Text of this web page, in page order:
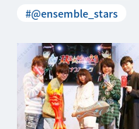
#@ensemble_stars